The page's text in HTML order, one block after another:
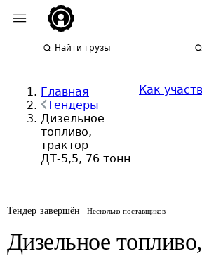
Найти грузы
Главная
Тендеры
Дизельное
топливо,
трактор
ДТ-5,5, 76 тонн
Как
Тендер завершён Несколько поставщиков
Дизельное